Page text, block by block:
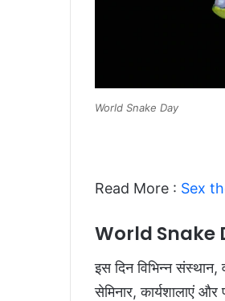
World Snake Day
Read More : Sex
World Snake
इस दिन विभिन्न
सेमिनार, कार्यशालाएं